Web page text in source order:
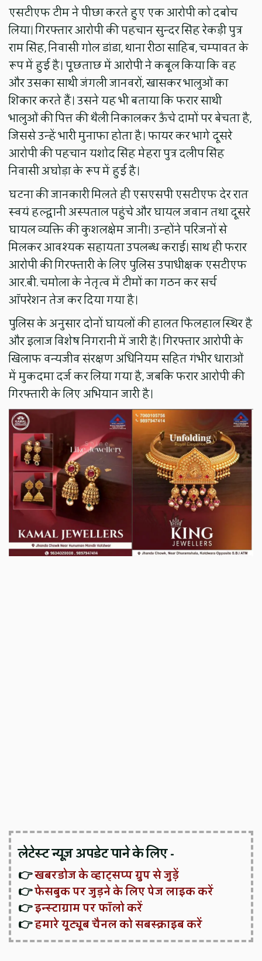
एसटीएफ टीम ने पीछा करते हुए एक आरोपी को दबोच
लिया। गिरफ्तार आरोपी की पहचान सुन्दर सिंह रेकड़ी पुत्र
राम सिंह, निवासी गोल डांडा, थाना रीठा साहिब, चम्पावत के
रूप में हुई है। पूछताछ में आरोपी ने कबूल किया कि वह
और उसका साथी जंगली जानवरों, खासकर भालुओं का
शिकार करते हैं। उसने यह भी बताया कि फरार साथी
भालुओं की पित्त की थैली निकालकर ऊँचे दामों पर बेचता है,
जिससे उन्हें भारी मुनाफा होता है। फायर कर भागे दूसरे
आरोपी की पहचान यशोद सिंह मेहरा पुत्र दलीप सिंह
निवासी अघोड़ा के रूप में हुई है।
घटना की जानकारी मिलते ही एसएसपी एसटीएफ देर रात
स्वयं हल्द्वानी अस्पताल पहुंचे और घायल जवान तथा दूसरे
घायल व्यक्ति की कुशलक्षेम जानी। उन्होंने परिजनों से
मिलकर आवश्यक सहायता उपलब्ध कराई। साथ ही फरार
आरोपी की गिरफ्तारी के लिए पुलिस उपाधीक्षक एसटीएफ
आर.बी. चमोला के नेतृत्व में टीमों का गठन कर सर्च
ऑपरेशन तेज कर दिया गया है।
पुलिस के अनुसार दोनों घायलों की हालत फिलहाल स्थिर है
और इलाज विशेष निगरानी में जारी है। गिरफ्तार आरोपी के
खिलाफ वन्यजीव संरक्षण अधिनियम सहित गंभीर धाराओं
में मुकदमा दर्ज कर लिया गया है, जबकि फरार आरोपी की
गिरफ्तारी के लिए अभियान जारी है।
लेटेस्ट न्यूज़ अपडेट पाने के लिए -
👉खबरडोज के व्हाट्सप्प ग्रुप से जुड़ें
👉फेसबुक पर जुड़ने के लिए पेज लाइक करें
👉इन्स्टाग्राम पर फॉलो करें
👉हमारे यूट्यूब चैनल को सबस्क्राइब करें